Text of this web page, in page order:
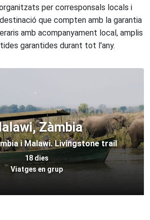
per corresponsals locals i
que compten amb la garantia
amb acompanyament local, amplis
garantides durant tot l'any.
Zàmbia
i Malawi. Livingstone trail
18 dies
Viatges en grup